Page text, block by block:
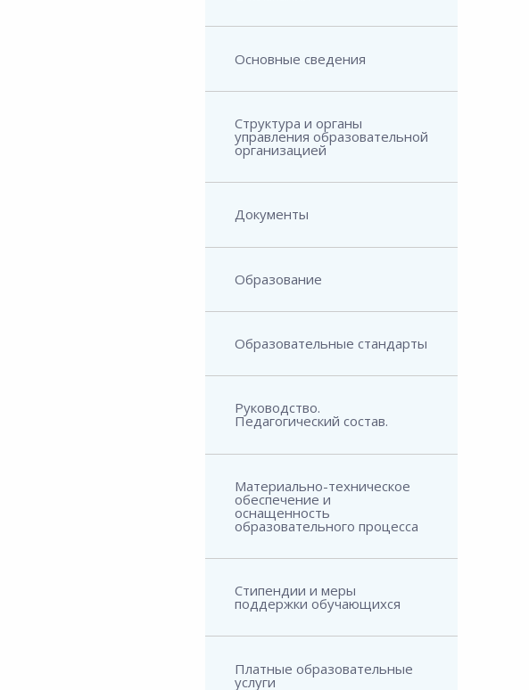
Основные сведения
Структура и органы
управления образовательной
организацией
Документы
Образование
Образовательные стандарты
Руководство.
Педагогический состав.
Материально-техническое
обеспечение и
оснащенность
образовательного процесса
Стипендии и меры
поддержки обучающихся
Платные образовательные
услуги